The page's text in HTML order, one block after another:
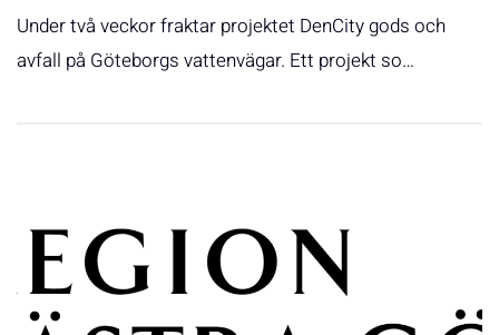
Under två veckor fraktar projektet DenCity gods och
avfall på Göteborgs vattenvägar. Ett projekt so…